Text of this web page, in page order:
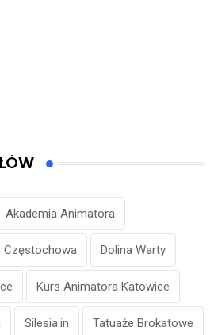
Akademia Animatora
Częstochowa Dolina Warty
Kurs Animatora Katowice
Silesia.in Tatuaże Brokatowe